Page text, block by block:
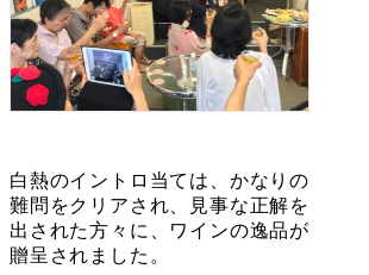
白熱のイントロ当ては、かなりの
難問をクリアされ、見事な正解を
出された方々に、ワインの逸品が
贈呈されました。